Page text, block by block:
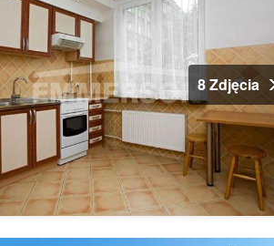
8 Zdjęcia